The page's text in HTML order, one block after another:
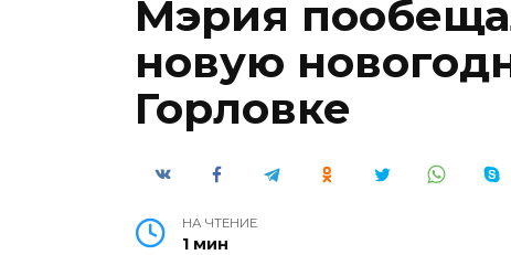
Мэрия
новую
Горловке
НА ЧТЕНИЕ
1 мин